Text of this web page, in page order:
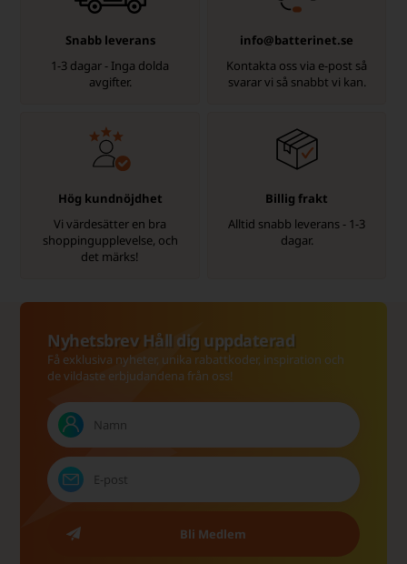
Snabb leverans
1-3 dagar - Inga dolda
avgifter.
info@batterinet.se
Kontakta oss via e-post så
svarar vi så snabbt vi kan.
Hög kundnöjdhet
Vi värdesätter en bra
shoppingupplevelse, och
det märks!
Billig frakt
Alltid snabb leverans - 1-3
dagar.
Nyhetsbrev Håll dig uppdaterad
Få exklusiva nyheter, unika rabattkoder, inspiration och
de vildaste erbjudandena från oss!